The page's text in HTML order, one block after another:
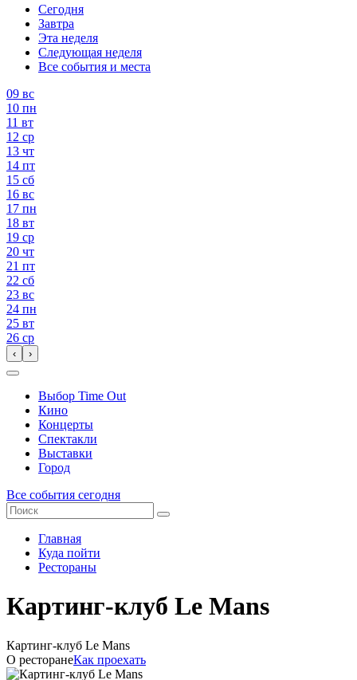
Сегодня
Завтра
Эта неделя
Следующая неделя
Все события и места
09 вс
10 пн
11 вт
12 ср
13 чт
14 пт
15 сб
16 вс
17 пн
18 вт
19 ср
20 чт
21 пт
22 сб
23 вс
24 пн
25 вт
26 ср
‹ ›
Выбор Time Out
Кино
Концерты
Спектакли
Выставки
Город
Все события сегодня
Главная
Куда пойти
Рестораны
Картинг-клуб Le Mans
Картинг-клуб Le Mans
О ресторанеКак проехать